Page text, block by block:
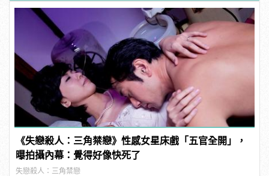
《失戀殺人：三角禁戀》性感女星床戲「五官全開」，
曝拍攝內幕：覺得好像快死了
失戀殺人：三角禁戀